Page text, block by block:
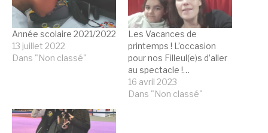
Année scolaire 2021/2022
13 juillet 2022
Dans "Non classé"
Les Vacances de
printemps ! L’occasion
pour nos Filleul(e)s d’aller
au spectacle !…
16 avril 2023
Dans "Non classé"